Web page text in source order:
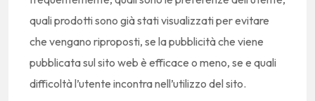
quali prodotti sono già stati visualizzati per evitare
che vengano riproposti, se la pubblicità che viene
pubblicata sul sito web è efficace o meno, se e quali
difficoltà l’utente incontra nell’utilizzo del sito.